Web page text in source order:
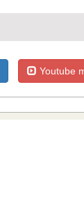
Youtube